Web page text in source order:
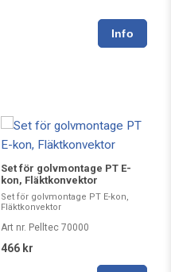
Set för golvmontage PT E-
kon, Fläktkonvektor
Set för golvmontage PT E-kon,
Fläktkonvektor
Art nr. Pelltec 70000
466 kr